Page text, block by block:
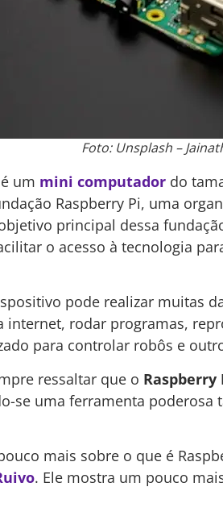
Foto: Unsplash –
é um mini computador do
Raspberry Pi, uma
principal dessa
o acesso à tecnologia
pode realizar muitas
internet, rodar programas,
para controlar robôs e
ressaltar que o Raspberry
se uma ferramenta
mais sobre o que é
. Ele mostra um pouco